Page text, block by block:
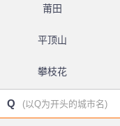
莆田
平顶山
攀枝花
Q (以Q为开头的城市名)